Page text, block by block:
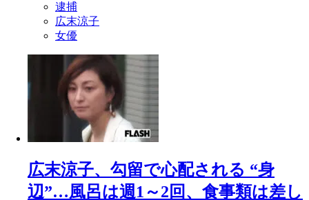
逮捕
広末涼子
女優
広末涼子、勾留で心配される “身
辺”…風呂は週1～2回、食事類は差し